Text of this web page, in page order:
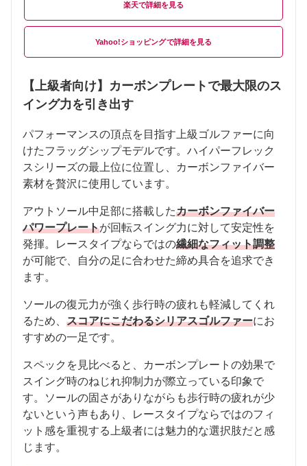
楽天
Yahoo!ショッピング
【上級者向け】カーボンプレートで最大限のス
イング力を引き出す
パフォーマンスの頂点を目指す上級ゴルファーに向
けたフラッグシップモデルです。ハイパーフレック
スシリーズの最上位に位置し、カーボンファイバー
素材を贅沢に使用しています。
アウトソール中足部に搭載したカーボンファイバー
パワープレートが回転スイング力に対して安定性を
発揮。レースタイプならではの繊細なフィット調整
が可能で、自分の足に合わせた締め具合を追求でき
ます。
ソールの復元力が強く歩行時の疲れも軽減してくれ
るため、 スコアにこだわるシリアスゴルファーにお
すすめの一足です。
スペックを見比べると、カーボンプレートの効果で
スイング時のねじれ抑制力が際立っている印象で
す。ソールの固さがありながらも歩行時の疲れが少
ないという声もあり、レースタイプならではのフィ
ット感を重視する上級者には魅力的な選択肢だと感
じます。